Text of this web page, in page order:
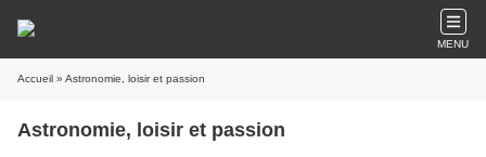
MENU
Accueil » Astronomie, loisir et passion
Astronomie, loisir et passion